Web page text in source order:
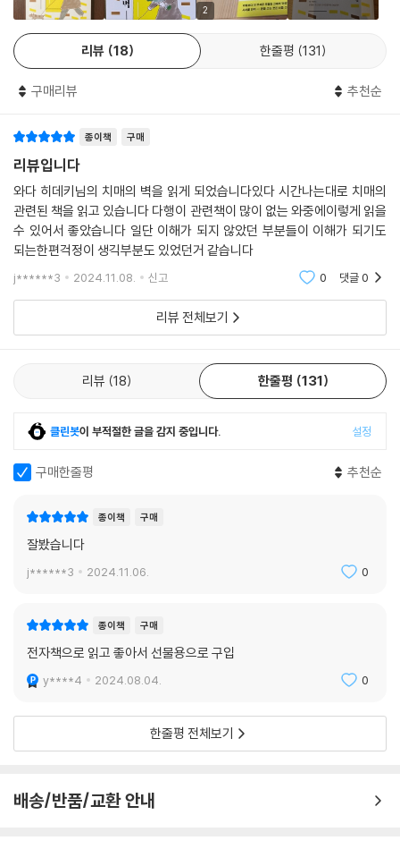
이나 행동을 할 수 없게 되는 것’으로 예를 들면 갑자기 옷 입는 방법을 모
르게 된다든지, 가전제품을 사용할 수 없게 되는 것들을 말한다. 세 번째 증
상은 ‘실언(失言)’이다. 이는 다른 사람의 말을 전혀 이해할 수 없게 되거
을 모르게 되는 것을 포함한다. 그리고 네 번째 증상은 ‘실인(失認)’이다.
초기·중기 환자는 정도의 차, 개인의 차,
불안과 불만, 초조와 갈등 모순된 여러 가지 감정 속에서 살고 있다
환자의 건망증이나 실수들에 대해 심하게 대하면 대할수록 환자를 낙담시
키고 불안 초조감이 들게 한다. 그런 스트레스 가득 찬 환경, 그러니까 ‘항
상 야단맞는 상태’에 놓이게 되면 치매 진행을 앞당기고 문제 행동들의 악
날지도 모르겠네” → “여기서 도망가고 싶다”라고 생각해 그것이 배회로
이어지면 간병은 점점 더 힘들어진다. 치매 환자는 일부러 게으름 피우거
결될 문제는 더더욱 아니다. 치매는 단순한 노화가 아니라 질병이라는 것
을 가족들이 머릿속에 기억해 둘 필요가 있다. 그리고 환자에게는 안심할
수 있도록 상냥한 말을 계속 건네줘야 한다. “괜찮아요” “힘드시겠어요”
“큰일이네요”와 같이 항상 공감하는 말을 해주고 환자들이 ‘즐겁고’ ‘기쁘
고’ ‘좋아하는’ 긍정적인 감정을 가질 수 있도록 해야 한다. 또한 환자가 무
언가를 해냈을 때는 그 즉시 칭찬을 해준다. 그러면 환자는 불안이 없어지
을 늦출 수 있다.
2
리뷰 18 한줄평 131
구매리뷰 추천순
종이책 구매
리뷰입니다
와다 히데키님의 치매의 벽을 읽게 되었습니다있다 시간나는대로 치매의
관련된 책을 읽고 있습니다 다행이 관련책이 많이 없는 와중에이렇게 읽을
수 있어서 좋았습니다 일단 이해가 되지 않았던 부분들이 이해가 되기도
되는한편걱정이 생긱부분도 있었던거 같습니다
j******3 2024.11.08. 신고 0 댓글0
리뷰 전체보기
리뷰 18 한줄평 131
클린봇이 부적절한 글을 감지 중입니다. 설정
구매한줄평 추천순
종이책 구매
잘봤습니다
j******3 2024.11.06. 0
종이책 구매
전자책으로 읽고 좋아서 선물용으로 구입
y****4 2024.08.04. 0
한줄평 전체보기
배송/반품/교환 안내